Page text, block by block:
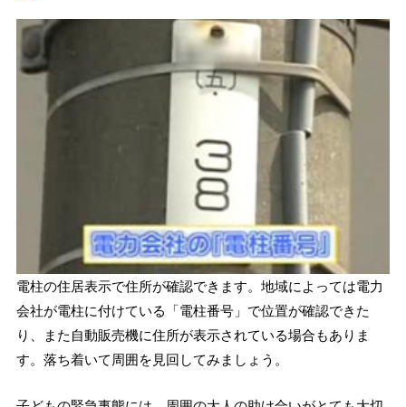
電柱の住居表示で住所が確認できます。地域によっては電力
会社が電柱に付けている「電柱番号」で位置が確認できた
り、また自動販売機に住所が表示されている場合もありま
す。落ち着いて周囲を見回してみましょう。